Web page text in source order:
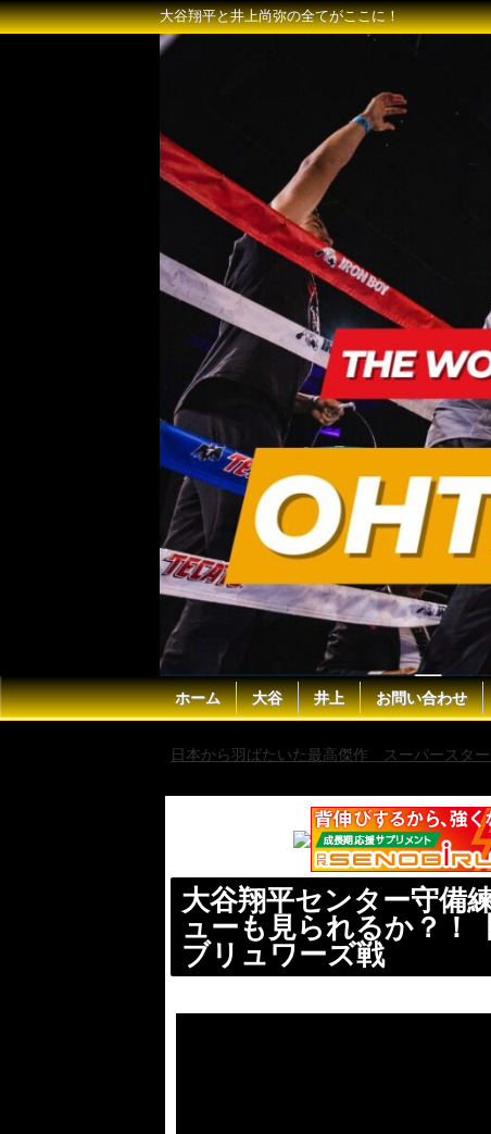
大谷翔平と井上尚弥の全てがここに！
ホーム 大谷 井上 お問い合わせ
日本から羽ばたいた最高傑作 スーパースター
大谷翔平センター守備
ューも見られるか？！
ブリュワーズ戦